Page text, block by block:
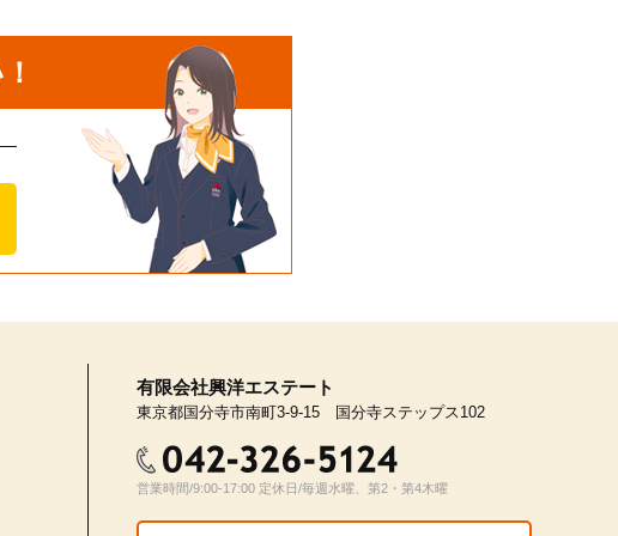
有限会社興洋エステート
東京都国分寺市南町3-9-15 国分寺ステップス102
営業時間/9:00-17:00 定休日/毎週水曜、第2・第4木曜